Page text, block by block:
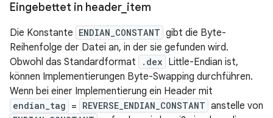
Eingebettet in header_ item
Die Konstante ENDIAN_CONSTANT gibt die Byte-
Reihenfolge der Datei an, in der sie gefunden wird.
Obwohl das Standardformat
.dex Little-Endian ist,
können Implementierungen Byte-Swapping durchführen.
Wenn bei einer Implementierung ein Header mit
endian_tag = REVERSE_ENDIAN_CONSTANT anstelle von